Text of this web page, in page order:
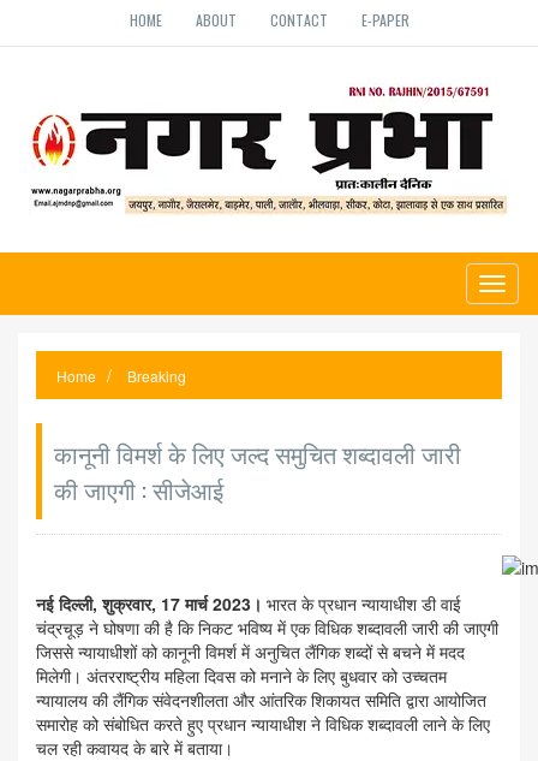
HOME ABOUT CONTACT E-PAPER
Home Breaking
कानूनी विमर्श के लिए जल्द समुचित शब्दावली जारी
की जाएगी : सीजेआई
नई दिल्ली, शुक्रवार, 17 मार्च 2023। भारत के प्रधान न्यायाधीश डी वाई
चंद्रचूड़ ने घोषणा की है कि निकट भविष्य में एक विधिक शब्दावली जारी की जाएगी
जिससे न्यायाधीशों को कानूनी विमर्श में अनुचित लैंगिक शब्दों से बचने में मदद
मिलेगी। अंतरराष्ट्रीय महिला दिवस को मनाने के लिए बुधवार को उच्चतम
न्यायालय की लैंगिक संवेदनशीलता और आंतरिक शिकायत समिति द्वारा आयोजित
समारोह को संबोधित करते हुए प्रधान न्यायाधीश ने विधिक शब्दावली लाने के लिए
चल रही कवायद के बारे में बताया।